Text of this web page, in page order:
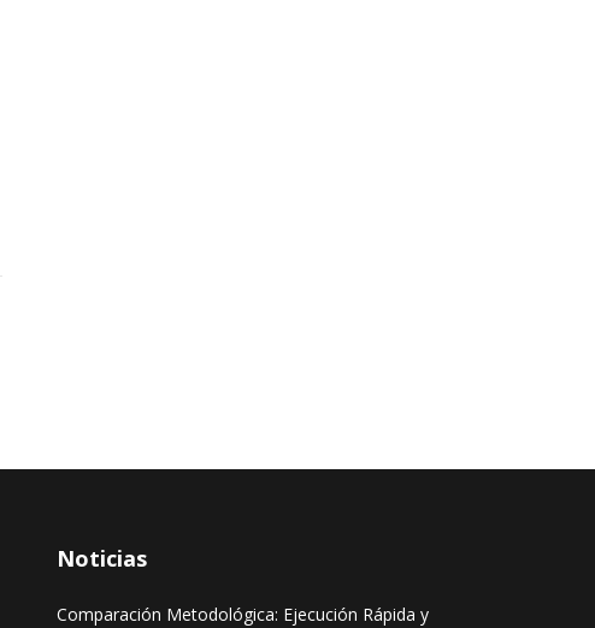
Noticias
Comparación Metodológica: Ejecución Rápida y